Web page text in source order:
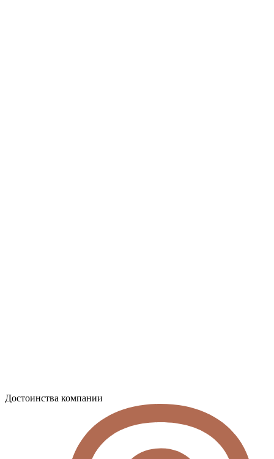
Достоинства компании